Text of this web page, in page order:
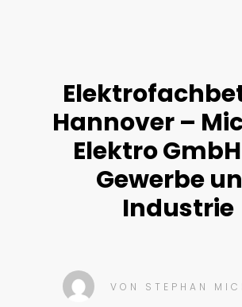
Hannover –
Elektro
Gewerbe
Industrie
VON STEPHAN